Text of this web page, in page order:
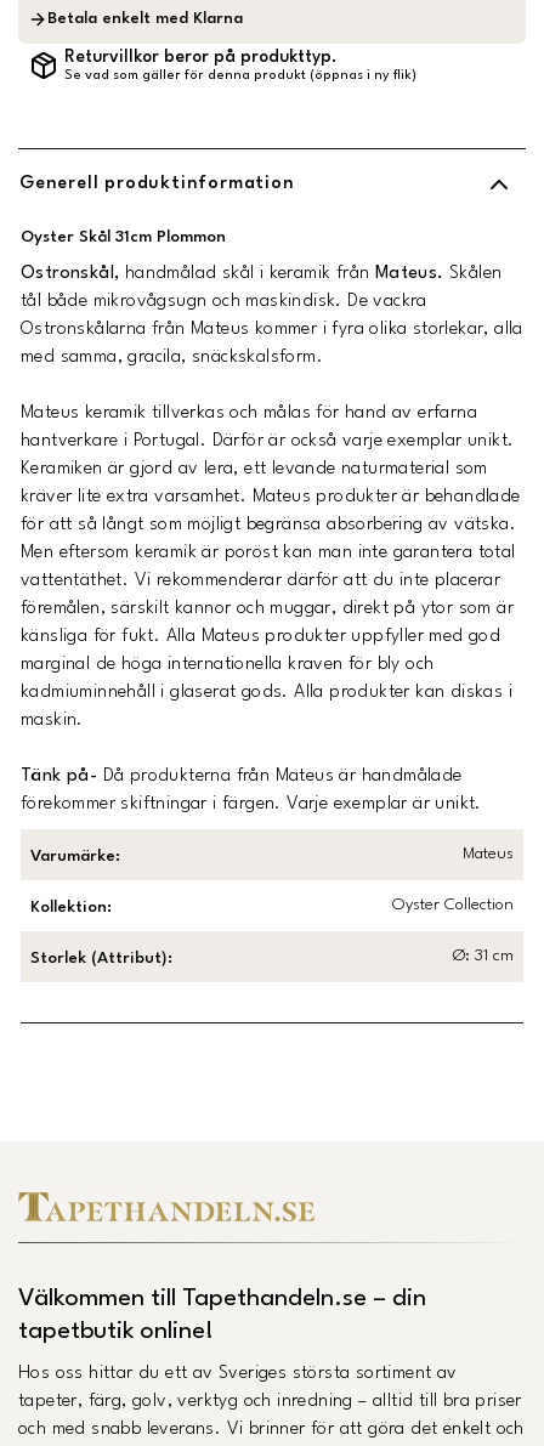
Betala enkelt med Klarna
Returvillkor beror på produkttyp.
Se vad som gäller för denna produkt (öppnas i ny flik)
Generell produktinformation
Oyster Skål 31cm Plommon
Ostronskål, handmålad skål i keramik från Mateus. Skålen
tål både mikrovågsugn och maskindisk. De vackra
Ostronskålarna från Mateus kommer i fyra olika storlekar, alla
med samma, gracila, snäckskalsform.
Mateus keramik tillverkas och målas för hand av erfarna
hantverkare i Portugal. Därför är också varje exemplar unikt.
Keramiken är gjord av lera, ett levande naturmaterial som
kräver lite extra varsamhet. Mateus produkter är behandlade
för att så långt som möjligt begränsa absorbering av vätska.
Men eftersom keramik är poröst kan man inte garantera total
vattentäthet. Vi rekommenderar därför att du inte placerar
föremålen, särskilt kannor och muggar, direkt på ytor som är
känsliga för fukt. Alla Mateus produkter uppfyller med god
marginal de höga internationella kraven för bly och
kadmiuminnehåll i glaserat gods. Alla produkter kan diskas i
maskin.
Tänk på- Då produkterna från Mateus är handmålade
förekommer skiftningar i färgen. Varje exemplar är unikt.
Varumärke: Mateus
Kollektion: Oyster Collection
Storlek (Attribut): Ø: 31 cm
Välkommen till Tapethandeln.se – din
tapetbutik online!
Hos oss hittar du ett av Sveriges största sortiment av
tapeter, färg, golv, verktyg och inredning – alltid till bra priser
och med snabb leverans. Vi brinner för att göra det enkelt och